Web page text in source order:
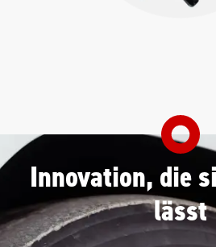
Innovation, die
lässt